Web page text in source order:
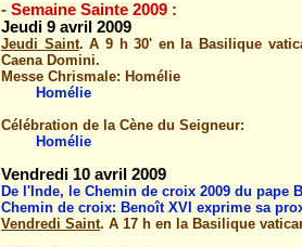
- Semaine Sainte 2009 :
Jeudi 9 avril 2009
Jeudi Saint. A 9 h 30' en la Basilique
Caena Domini.
Messe Chrismale: Homélie
Homélie
Célébration de la Cène du Seigneur:
Homélie
Vendredi 10 avril 2009
De l'Inde, le Chemin de croix 2009 du pape
Chemin de croix: Benoît XVI exprime sa
Vendredi Saint. A 17 h en la Basilique